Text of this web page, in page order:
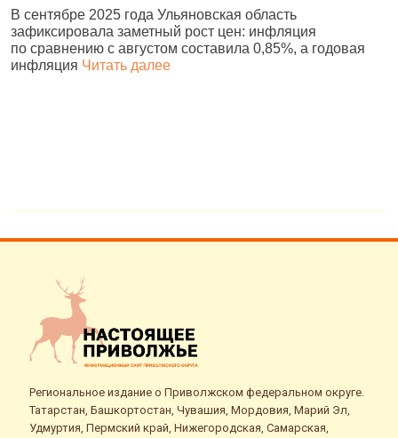
Правительство России одобрило инициативу
Минцифры: теперь операторы связи обязаны
отключать связь и интернет по требованию ФСБ.
Это предусмотрено проектом, согласно
Региональное издание о Приволжском федеральном округе.
Татарстан, Башкортостан, Чувашия, Мордовия, Марий Эл,
Удмуртия, Пермский край, Нижегородская, Самарская,